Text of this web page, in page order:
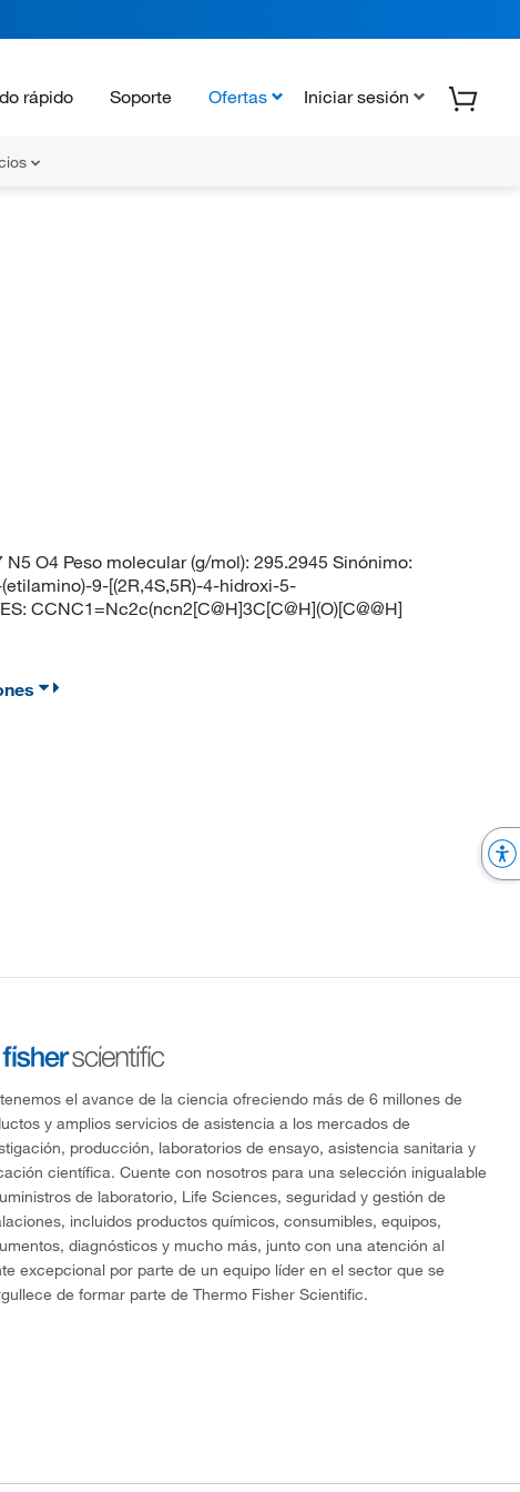
rápido Soporte Ofertas Iniciar sesión
O4 Peso molecular (g/mol): 295.2945 Sinónimo:
9-[(2R,4S,5R)-4-hidroxi-5-
CCNC1=Nc2c(ncn2[C@H]3C[C@H](O)[C@@H]
el avance de la ciencia ofreciendo más de 6 millones de
y amplios servicios de asistencia a los mercados de
producción, laboratorios de ensayo, asistencia sanitaria y
científica. Cuente con nosotros para una selección inigualable
de laboratorio, Life Sciences, seguridad y gestión de
incluidos productos químicos, consumibles, equipos,
diagnósticos y mucho más, junto con una atención al
excepcional por parte de un equipo líder en el sector que se
de formar parte de Thermo Fisher Scientific.